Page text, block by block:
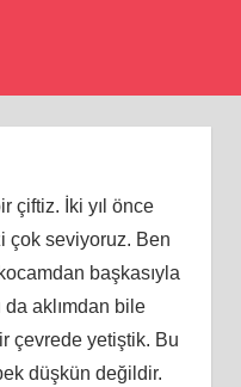
çiftiz. İki yıl önce
çok seviyoruz. Ben
başkasıyla
da aklımdan bile
çevrede yetiştik. Bu
düşkün değildir.